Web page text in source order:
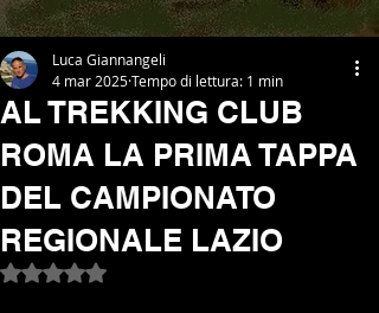
AL TREKKING CLUB
ROMA LA PRIMA TAPPA
DEL CAMPIONATO
REGIONALE LAZIO
Luca Giannangeli
4 mar 2025Tempo di lettura: 1 min
Valutazione NaN stelle su 5.